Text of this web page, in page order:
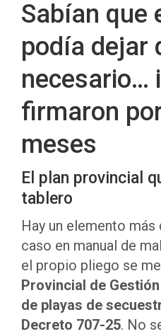
Sabían que
podía dejar
necesario…
firmaron
meses
El plan provincial
tablero
Hay un elemento
caso en manual de
el propio pliego se
Provincial de
de playas de
Decreto 707-25. No